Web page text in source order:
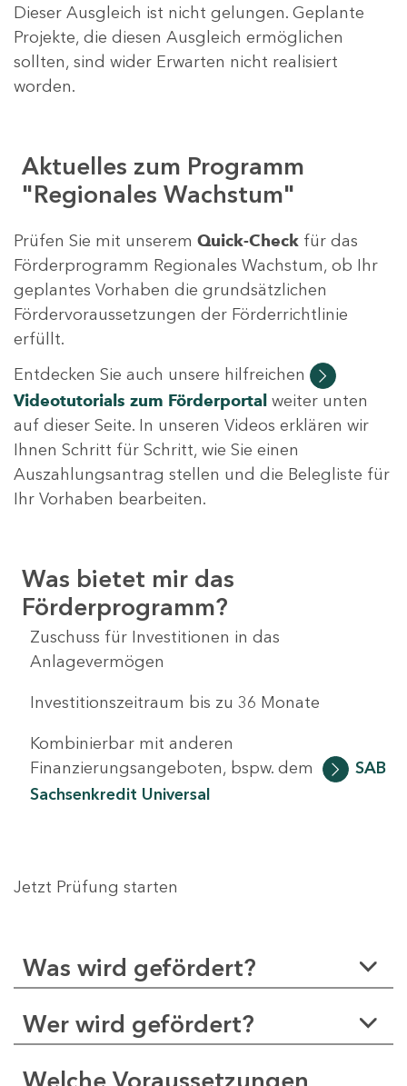
Dieser Ausgleich ist nicht gelungen. Geplante
Projekte, die diesen Ausgleich ermöglichen
sollten, sind wider Erwarten nicht realisiert
worden.
Aktuelles zum Programm
"Regionales Wachstum"
Prüfen Sie mit unserem Quick-Check für das
Förderprogramm Regionales Wachstum, ob Ihr
geplantes Vorhaben die grundsätzlichen
Fördervoraussetzungen der Förderrichtlinie
erfüllt.
Entdecken Sie auch unsere hilfreichen
Videotutorials zum Förderportal weiter unten
auf dieser Seite. In unseren Videos erklären wir
Ihnen Schritt für Schritt, wie Sie einen
Auszahlungsantrag stellen und die Belegliste für
Ihr Vorhaben bearbeiten.
Was bietet mir das
Förderprogramm?
Zuschuss für Investitionen in das
Anlagevermögen
Investitionszeitraum bis zu 36 Monate
Kombinierbar mit anderen
Finanzierungsangeboten, bspw. dem
SAB
Sachsenkredit Universal
Jetzt Prüfung starten
Was wird gefördert?
Wer wird gefördert?
Welche Voraussetzungen